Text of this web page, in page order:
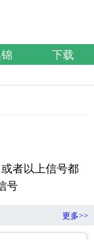
下载
者以上信号都
号
更多>>